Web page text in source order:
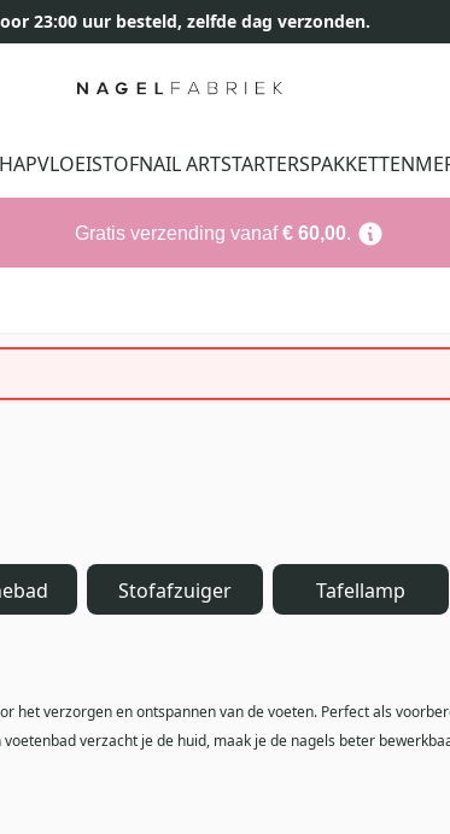
23:00 uur besteld, zelfde dag verzonden.
VLOEISTOFNAIL ARTSTARTERSPAKKETTEN
Gratis verzending vanaf€ 60,00.
Stofafzuiger Tafellamp
het verzorgen en ontspannen van de voeten. Perfect als
verzacht je de huid, maak je de nagels beter